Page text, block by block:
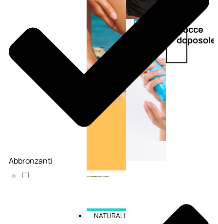
DoposoleDocce
doposole
NATURALI
Abbronzanti